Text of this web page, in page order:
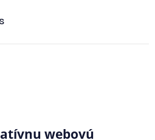
webovú